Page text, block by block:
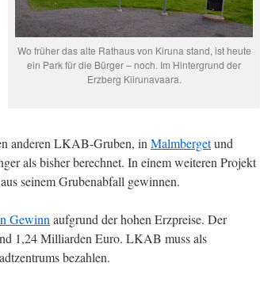
Wo früher das alte Rathaus von Kiruna stand, ist heute
ein Park für die Bürger – noch. Im Hintergrund der
Erzberg Kiirunavaara.
anderen LKAB-Gruben, in Malmbergetund
als bisher berechnet. In einem weiteren Projekt
seinem Grubenabfall gewinnen.
Gewinn aufgrund der hohen Erzpreise. Der
1,24 Milliarden Euro. LKAB muss als
bezahlen.